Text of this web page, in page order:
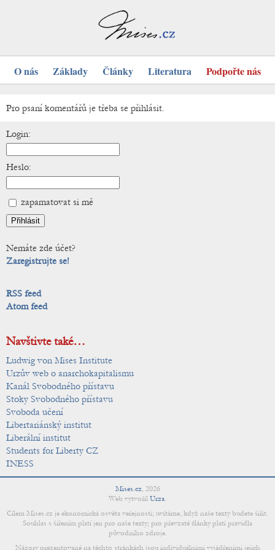
O nás Základy Články Literatura Podpořte nás
Pro psaní komentářů je třeba se přihlásit.
Login:
Heslo:
zapamatovat si mě
Nemáte zde účet?
Zaregistrujte se!
RSS feed
Atom feed
Navštivte také…
Ludwig von Mises Institute
Urzův web o anarchokapitalismu
Kanál Svobodného přístavu
Stoky Svobodného přístavu
Svoboda učení
Libertariánský institut
Liberální institut
Students for Liberty CZ
INESS
Mises.cz, 2026
Web vytvořil Urza.
Cílem Mises.cz je ekonomická osvěta veřejnosti; uvítáme, když naše texty budete šířit.
Souhlas s šířením platí jen pro naše texty; pro převzaté články platí pravidla
původního zdroje.
Názory prezentované na těchto stránkách jsou individuálními vyjádřeními jejich